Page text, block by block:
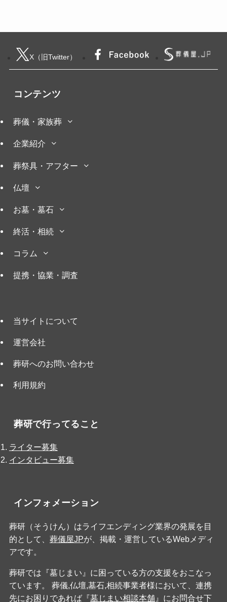
X（旧Twitter）
コンテンツ
葬儀・家族葬
企業紹介
葬祭具・アフター
仏壇
お墓・墓石
終活・相続
コラム
提携・協業・調査
当サイトについて
運営会社
葬研へのお問い合わせ
利用規約
葬研で行ってること
ライター募集
インタビュー募集
インフォメーション
葬研（そうけん）はライフエンディング業界の発展を目
的として、 葬儀屋JPが、掲載・運営しているWebメディ
アです。
葬研では『墓じまい』に困っている方の支援をおこなっ
ています。 葬儀,仏壇,墓石,相続事業者様において、連携
先にお困りであれば『墓じまい相談本舗』にお問合せ下